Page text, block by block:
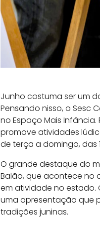
Junho costuma ser um
Pensando nisso, o Sesc
no Espaço Mais
promove atividades
de terça a domingo, das
O grande destaque do
Balão, que acontece no
em atividade no estado.
uma apresentação que
tradições juninas.